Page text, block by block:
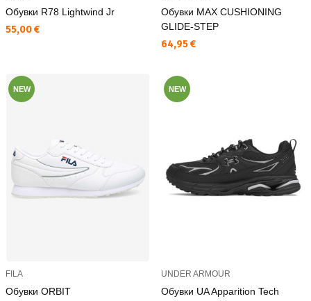
Обувки R78 Lightwind Jr
Текуща цена:
55,00 €
Обувки MAX CUSHIONING
GLIDE-STEP
Текуща цена:
64,95 €
NEW
FILA
Обувки ORBIT
NEW
UNDER ARMOUR
Обувки UA Apparition Tech